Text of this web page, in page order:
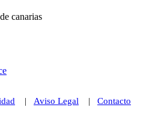
| Aviso Legal | Contacto